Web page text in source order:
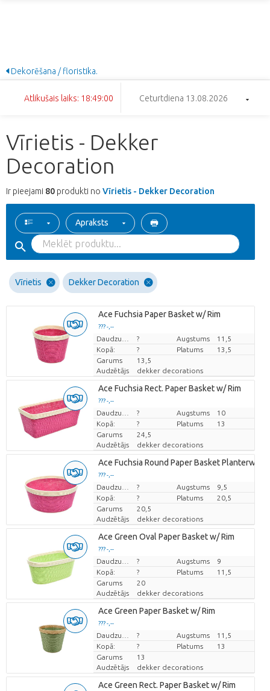
Dekorēšana / floristika.
Atlikušais laiks: 18:48:59 Ceturtdiena 13.08.2026
Vīrietis - Dekker
Decoration
Ir pieejami 80 produkti no Vīrietis - Dekker Decoration
Apraksts
Vīrietis Dekker Decoration
Ace Fuchsia Paper Basket w/ Rim
??? -,--
Cena par vienību
? Augstums
11,5
Kopā:
? Platums
13,5
Garums
13,5
Audzētājs
dekker decorations
Ace Fuchsia Rect. Paper Basket w/ Rim
??? -,--
Cena par vienību
? Augstums
10
Kopā:
? Platums
13
Garums
24,5
Audzētājs
dekker decorations
Ace Fuchsia Round Paper Basket Planterw/
??? -,--
Cena par vienību
? Augstums
9,5
Kopā:
? Platums
20,5
Garums
20,5
Audzētājs
dekker decorations
Ace Green Oval Paper Basket w/ Rim
??? -,--
Cena par vienību
? Augstums
9
Kopā:
? Platums
11,5
Garums
20
Audzētājs
dekker decorations
Ace Green Paper Basket w/ Rim
??? -,--
Cena par vienību
? Augstums
11,5
Kopā:
? Platums
13
Garums
13
Audzētājs
dekker decorations
Ace Green Rect. Paper Basket w/ Rim